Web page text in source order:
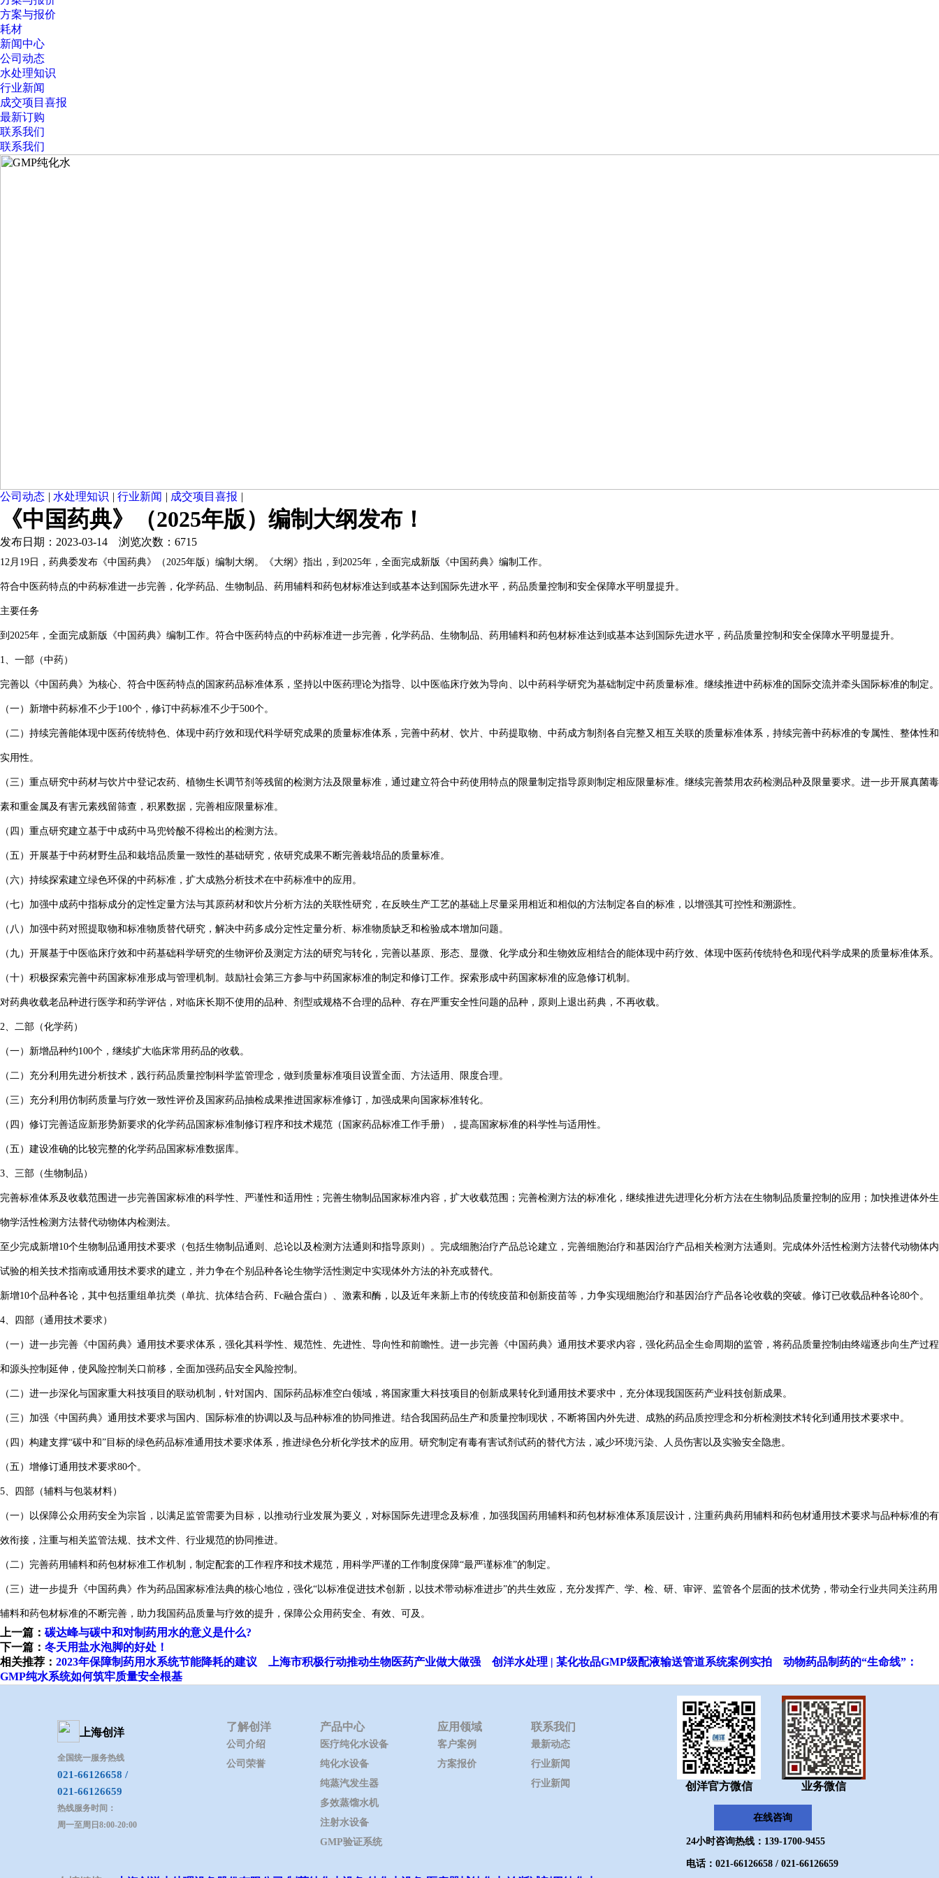
方案与报价
耗材
新闻中心
公司动态
水处理知识
行业新闻
成交项目喜报
最新订购
联系我们
联系我们
公司动态 | 水处理知识 | 行业新闻 | 成交项目喜报 |
《中国药典》（2025年版）编制大纲发布！
发布日期：2023-03-14 浏览次数：6715
12月19日，药典委发布《中国药典》（2025年版）编制大纲。《大纲》指出，到2025年，全面完成新版《中国药典》编制工作。
符合中医药特点的中药标准进一步完善，化学药品、生物制品、药用辅料和药包材标准达到或基本达到国际先进水平，药品质量控制和安全保障水平明显提升。
主要任务
到2025年，全面完成新版《中国药典》编制工作。符合中医药特点的中药标准进一步完善，化学药品、生物制品、药用辅料和药包材标准达到或基本达到国际先进水平，药品质量控制和安全保障水平明显提升。
1、一部（中药）
完善以《中国药典》为核心、符合中医药特点的国家药品标准体系，坚持以中医药理论为指导、以中医临床疗效为导向、以中药科学研究为基础制定中药质量标准。继续推进中药标准的国际交流并牵头国际标准的制定。
（一）新增中药标准不少于100个，修订中药标准不少于500个。
（二）持续完善能体现中医药传统特色、体现中药疗效和现代科学研究成果的质量标准体系，完善中药材、饮片、中药提取物、中药成方制剂各自完整又相互关联的质量标准体系，持续完善中药标准的专属性、整体性和
实用性。
（三）重点研究中药材与饮片中登记农药、植物生长调节剂等残留的检测方法及限量标准，通过建立符合中药使用特点的限量制定指导原则制定相应限量标准。继续完善禁用农药检测品种及限量要求。进一步开展真菌毒
素和重金属及有害元素残留筛查，积累数据，完善相应限量标准。
（四）重点研究建立基于中成药中马兜铃酸不得检出的检测方法。
（五）开展基于中药材野生品和栽培品质量一致性的基础研究，依研究成果不断完善栽培品的质量标准。
（六）持续探索建立绿色环保的中药标准，扩大成熟分析技术在中药标准中的应用。
（七）加强中成药中指标成分的定性定量方法与其原药材和饮片分析方法的关联性研究，在反映生产工艺的基础上尽量采用相近和相似的方法制定各自的标准，以增强其可控性和溯源性。
（八）加强中药对照提取物和标准物质替代研究，解决中药多成分定性定量分析、标准物质缺乏和检验成本增加问题。
（九）开展基于中医临床疗效和中药基础科学研究的生物评价及测定方法的研究与转化，完善以基原、形态、显微、化学成分和生物效应相结合的能体现中药疗效、体现中医药传统特色和现代科学成果的质量标准体系。
（十）积极探索完善中药国家标准形成与管理机制。鼓励社会第三方参与中药国家标准的制定和修订工作。探索形成中药国家标准的应急修订机制。
对药典收载老品种进行医学和药学评估，对临床长期不使用的品种、剂型或规格不合理的品种、存在严重安全性问题的品种，原则上退出药典，不再收载。
2、二部（化学药）
（一）新增品种约100个，继续扩大临床常用药品的收载。
（二）充分利用先进分析技术，践行药品质量控制科学监管理念，做到质量标准项目设置全面、方法适用、限度合理。
（三）充分利用仿制药质量与疗效一致性评价及国家药品抽检成果推进国家标准修订，加强成果向国家标准转化。
（四）修订完善适应新形势新要求的化学药品国家标准制修订程序和技术规范（国家药品标准工作手册），提高国家标准的科学性与适用性。
（五）建设准确的比较完整的化学药品国家标准数据库。
3、三部（生物制品）
完善标准体系及收载范围进一步完善国家标准的科学性、严谨性和适用性；完善生物制品国家标准内容，扩大收载范围；完善检测方法的标准化，继续推进先进理化分析方法在生物制品质量控制的应用；加快推进体外生
物学活性检测方法替代动物体内检测法。
至少完成新增10个生物制品通用技术要求（包括生物制品通则、总论以及检测方法通则和指导原则）。完成细胞治疗产品总论建立，完善细胞治疗和基因治疗产品相关检测方法通则。完成体外活性检测方法替代动物体内
试验的相关技术指南或通用技术要求的建立，并力争在个别品种各论生物学活性测定中实现体外方法的补充或替代。
新增10个品种各论，其中包括重组单抗类（单抗、抗体结合药、Fc融合蛋白）、激素和酶，以及近年来新上市的传统疫苗和创新疫苗等，力争实现细胞治疗和基因治疗产品各论收载的突破。修订已收载品种各论80个。
4、四部（通用技术要求）
（一）进一步完善《中国药典》通用技术要求体系，强化其科学性、规范性、先进性、导向性和前瞻性。进一步完善《中国药典》通用技术要求内容，强化药品全生命周期的监管，将药品质量控制由终端逐步向生产过程
和源头控制延伸，使风险控制关口前移，全面加强药品安全风险控制。
（二）进一步深化与国家重大科技项目的联动机制，针对国内、国际药品标准空白领域，将国家重大科技项目的创新成果转化到通用技术要求中，充分体现我国医药产业科技创新成果。
（三）加强《中国药典》通用技术要求与国内、国际标准的协调以及与品种标准的协同推进。结合我国药品生产和质量控制现状，不断将国内外先进、成熟的药品质控理念和分析检测技术转化到通用技术要求中。
（四）构建支撑“碳中和”目标的绿色药品标准通用技术要求体系，推进绿色分析化学技术的应用。研究制定有毒有害试剂试药的替代方法，减少环境污染、人员伤害以及实验安全隐患。
（五）增修订通用技术要求80个。
5、四部（辅料与包装材料）
（一）以保障公众用药安全为宗旨，以满足监管需要为目标，以推动行业发展为要义，对标国际先进理念及标准，加强我国药用辅料和药包材标准体系顶层设计，注重药典药用辅料和药包材通用技术要求与品种标准的有
效衔接，注重与相关监管法规、技术文件、行业规范的协同推进。
（二）完善药用辅料和药包材标准工作机制，制定配套的工作程序和技术规范，用科学严谨的工作制度保障“最严谨标准”的制定。
（三）进一步提升《中国药典》作为药品国家标准法典的核心地位，强化“以标准促进技术创新，以技术带动标准进步”的共生效应，充分发挥产、学、检、研、审评、监管各个层面的技术优势，带动全行业共同关注药用
辅料和药包材标准的不断完善，助力我国药品质量与疗效的提升，保障公众用药安全、有效、可及。
上一篇： ​碳达峰与碳中和对制药用水的意义是什么?
下一篇： 冬天用盐水泡脚的好处！
相关推荐： ​2023年保障制药用水系统节能降耗的建议 上海市积极行动推动生物医药产业做大做强 创洋水处理 | 某化妆品GMP级配液输送管道系统案例实拍
动物药品制药的“生命线”：
GMP纯水系统如何筑牢质量安全根基
上海创洋
全国统一服务热线
021-66126658 /
021-66126659
热线服务时间：
周一至周日8:00-20:00
了解创洋
公司介绍
公司荣誉
产品中心
医疗纯化水设备
纯化水设备
纯蒸汽发生器
多效蒸馏水机
注射水设备
GMP验证系统
应用领域
客户案例
方案报价
联系我们
最新动态
行业新闻
行业新闻
创洋官方微信 业务微信
在线咨询
24小时咨询热线：139-1700-9455
电话：021-66126658 / 021-66126659